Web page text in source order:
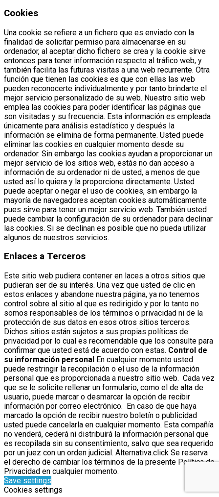
Cookies
Una cookie se refiere a un fichero que es enviado con la
finalidad de solicitar permiso para almacenarse en su
ordenador, al aceptar dicho fichero se crea y la cookie sirve
entonces para tener información respecto al tráfico web, y
también facilita las futuras visitas a una web recurrente. Otra
función que tienen las cookies es que con ellas las web
pueden reconocerte individualmente y por tanto brindarte el
mejor servicio personalizado de su web. Nuestro sitio web
emplea las cookies para poder identificar las páginas que
son visitadas y su frecuencia. Esta información es empleada
únicamente para análisis estadístico y después la
información se elimina de forma permanente. Usted puede
eliminar las cookies en cualquier momento desde su
ordenador. Sin embargo las cookies ayudan a proporcionar un
mejor servicio de los sitios web, estás no dan acceso a
información de su ordenador ni de usted, a menos de que
usted así lo quiera y la proporcione directamente. Usted
puede aceptar o negar el uso de cookies, sin embargo la
mayoría de navegadores aceptan cookies automáticamente
pues sirve para tener un mejor servicio web. También usted
puede cambiar la configuración de su ordenador para declinar
las cookies. Si se declinan es posible que no pueda utilizar
algunos de nuestros servicios.
Enlaces a Terceros
Este sitio web pudiera contener en laces a otros sitios que
pudieran ser de su interés. Una vez que usted de clic en
estos enlaces y abandone nuestra página, ya no tenemos
control sobre al sitio al que es redirigido y por lo tanto no
somos responsables de los términos o privacidad ni de la
protección de sus datos en esos otros sitios terceros.
Dichos sitios están sujetos a sus propias políticas de
privacidad por lo cual es recomendable que los consulte para
confirmar que usted está de acuerdo con estas. Control de
su información personal En cualquier momento usted
puede restringir la recopilación o el uso de la información
personal que es proporcionada a nuestro sitio web. Cada vez
que se le solicite rellenar un formulario, como el de alta de
usuario, puede marcar o desmarcar la opción de recibir
información por correo electrónico. En caso de que haya
marcado la opción de recibir nuestro boletín o publicidad
usted puede cancelarla en cualquier momento. Esta compañía
no venderá, cederá ni distribuirá la información personal que
es recopilada sin su consentimiento, salvo que sea requerido
por un juez con un orden judicial. Alternativa.click Se reserva
el derecho de cambiar los términos de la presente Política de
Privacidad en cualquier momento.
Save settings
Cookies settings